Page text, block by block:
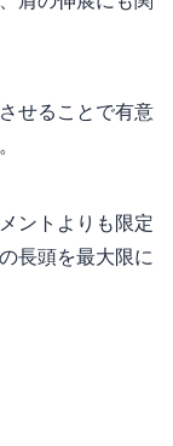
せることで有意
ントよりも限定
長頭を最大限に